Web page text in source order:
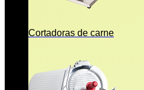
Cortadoras de carne